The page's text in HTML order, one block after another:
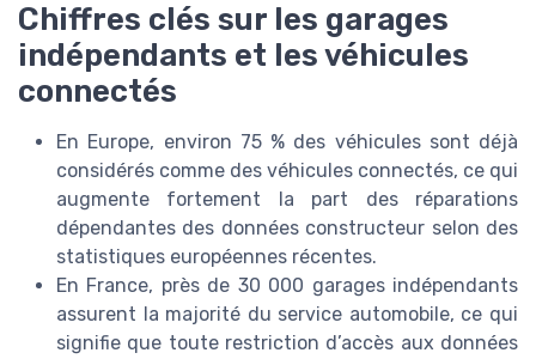
Chiffres clés sur les garages
indépendants et les véhicules
connectés
En Europe, environ 75 % des véhicules sont déjà
considérés comme des véhicules connectés, ce qui
augmente fortement la part des réparations
dépendantes des données constructeur selon des
statistiques européennes récentes.
En France, près de 30 000 garages indépendants
assurent la majorité du service automobile, ce qui
signifie que toute restriction d’accès aux données